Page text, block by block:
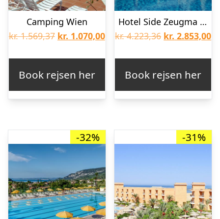
Camping Wien
kr.1.569,37 Den
var:
kr. 1.569,37.
kr. 1.070,00Den
kr. 1.070,00.
Book rejsen her
Hotel Side Zeugma & Spa – Voksenhotel
kr.4.223,36 Den
var:
kr. 4.223,36.
kr. 2.853,00
Book rejsen her
-32% -31%